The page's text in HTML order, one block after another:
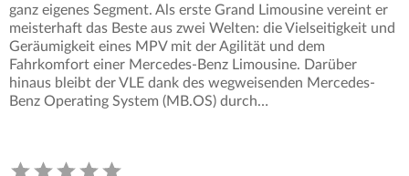
ganz eigenes Segment. Als erste Grand Limousine vereint er
meisterhaft das Beste aus zwei Welten: die Vielseitigkeit und
Geräumigkeit eines MPV mit der Agilität und dem
Fahrkomfort einer Mercedes-Benz Limousine. Darüber
hinaus bleibt der VLE dank des wegweisenden Mercedes-
Benz Operating System (MB.OS) durch…